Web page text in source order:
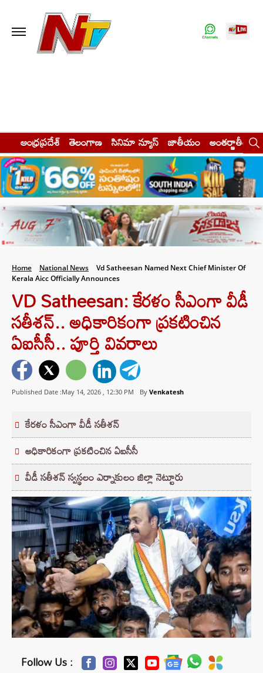
ఆంధ్రప్రదేశ్ తెలంగాణ సినిమా న్యూస్ జాతీయం అంతర్జాతీయం
Home National News
Vd Satheesan Named Next Chief Minister Of
Kerala Aicc Officially Announces
VD Satheesan: కేరళం సీఎంగా వీడీ
సతీశన్‌.. అధికారికంగా ప్రకటించిన
ఏఐసీసీ.. పూర్తి వివరాలు
Published Date :May 14, 2026 , 12:30 PM By Venkatesh
కేరళం సీఎంగా వీడీ సతీశన్‌
అధికారికంగా ప్రకటించిన ఏఐసీసీ
వీడీ సతీశన్‌ స్వస్థలం ఎర్నాకులం జిల్లా నెట్టూరు
Follow Us :